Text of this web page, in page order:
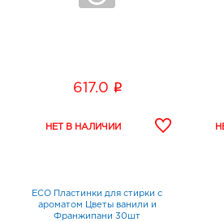
617.0 i
ECO Пластинки для стирки с
ароматом Цветы ванили и
Франжипани 30шт